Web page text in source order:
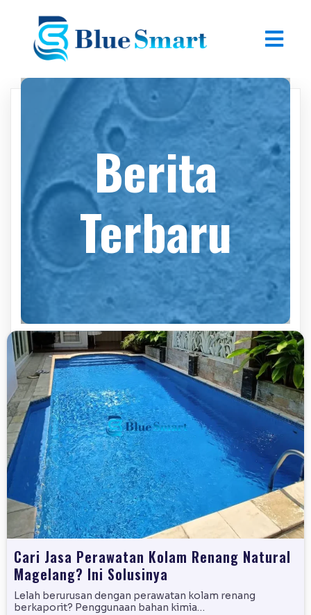
Berita
Terbaru
Cari Jasa Perawatan Kolam Renang Natural
Magelang? Ini Solusinya
Lelah berurusan dengan perawatan kolam renang
berkaporit? Penggunaan bahan kimia…